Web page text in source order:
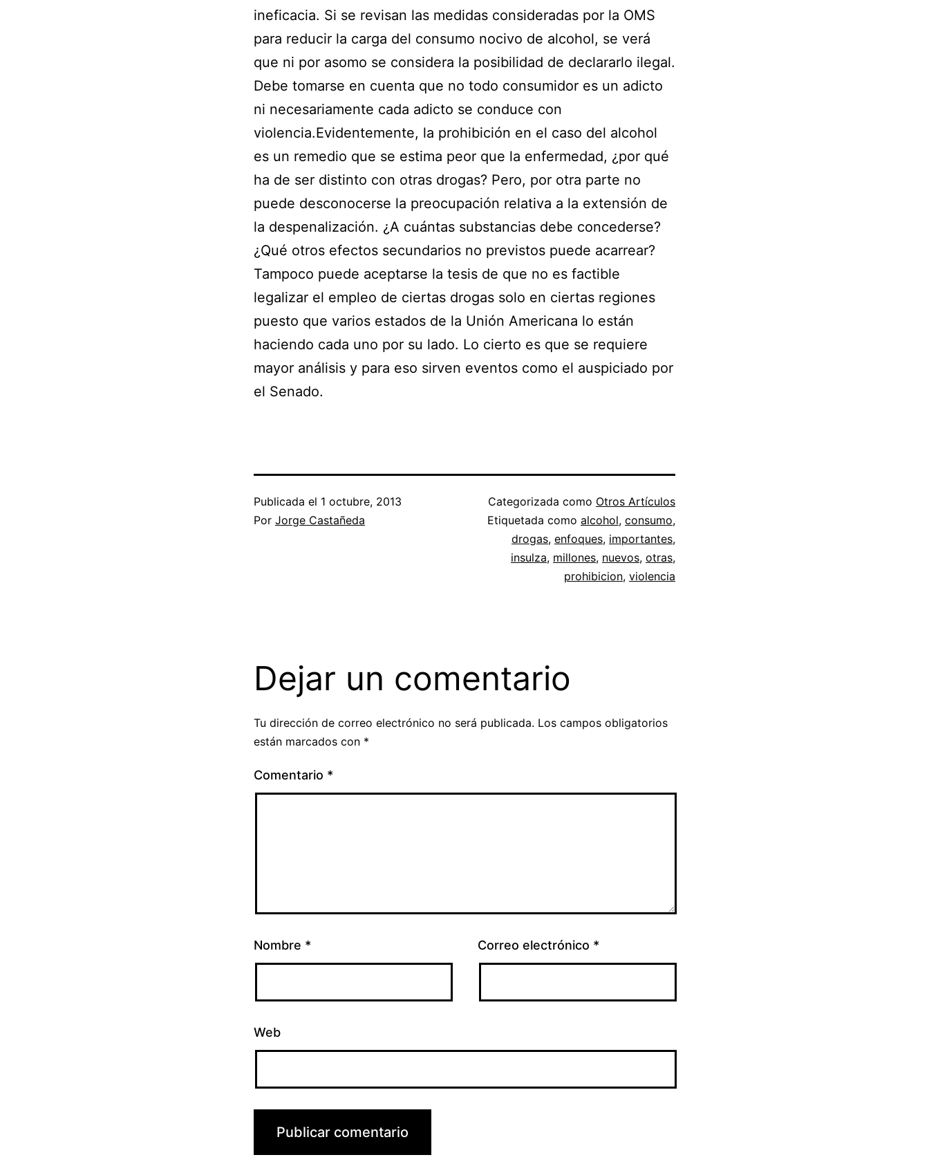
ineficacia. Si se revisan las medidas consideradas por la OMS
para reducir la carga del consumo nocivo de alcohol, se verá
que ni por asomo se considera la posibilidad de declararlo ilegal.
Debe tomarse en cuenta que no todo consumidor es un adicto
ni necesariamente cada adicto se conduce con
violencia.Evidentemente, la prohibición en el caso del alcohol
es un remedio que se estima peor que la enfermedad, ¿por qué
ha de ser distinto con otras drogas? Pero, por otra parte no
puede desconocerse la preocupación relativa a la extensión de
la despenalización. ¿A cuántas substancias debe concederse?
¿Qué otros efectos secundarios no previstos puede acarrear?
Tampoco puede aceptarse la tesis de que no es factible
legalizar el empleo de ciertas drogas solo en ciertas regiones
puesto que varios estados de la Unión Americana lo están
haciendo cada uno por su lado. Lo cierto es que se requiere
mayor análisis y para eso sirven eventos como el auspiciado por
el Senado.
Publicada el 1 octubre, 2013
Por Jorge Castañeda
Categorizada como Otros Artículos
Etiquetada como alcohol, consumo,
drogas, enfoques, importantes,
insulza, millones, nuevos, otras,
prohibicion, violencia
Dejar un comentario
Tu dirección de correo electrónico no será publicada. Los campos obligatorios
están marcados con *
Comentario *
Nombre * Correo electrónico *
Web